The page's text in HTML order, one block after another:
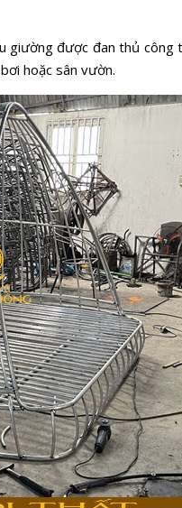
được đan thủ
hoặc sân vườn.